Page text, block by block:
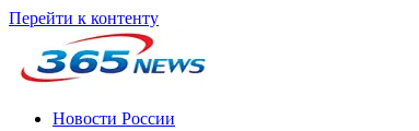
Перейти к контенту
Новости России